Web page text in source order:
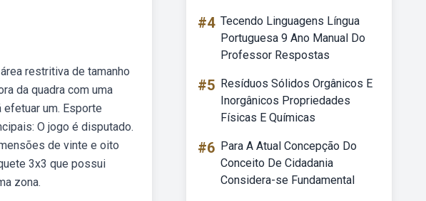
restritiva de tamanho
da quadra com uma
um. Esporte
O jogo é disputado.
de vinte e oito
3x3 que possui
zona.
#4 Tecendo Linguagens Língua
Portuguesa 9 Ano Manual Do
Professor Respostas
#5 Resíduos Sólidos Orgânicos E
Inorgânicos Propriedades
Físicas E Químicas
#6 Para A Atual Concepção Do
Conceito De Cidadania
Considera-se Fundamental